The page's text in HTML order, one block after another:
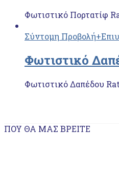
Φωτιστικό Πορτατίφ
Σύντομη Προβολή
Φωτιστικό
Φωτιστικό Δαπέδου
ΠΟΥ ΘΑ ΜΑΣ ΒΡΕΊΤΕ